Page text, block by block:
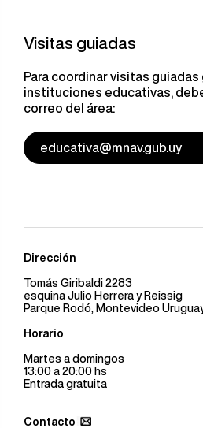
Visitas guiadas
Para coordinar visitas guiadas
instituciones educativas,
correo del área:
educativa@mnav.gub.uy
Dirección
Tomás Giribaldi 2283
esquina Julio Herrera y Reissig
Parque Rodó, Montevideo
Horario
Martes a domingos
13:00 a 20:00 hs
Entrada gratuita
Contacto